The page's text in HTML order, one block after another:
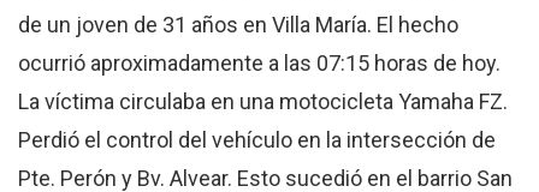
de un joven de 31 años en Villa María. El hecho
ocurrió aproximadamente a las 07:15 horas de hoy.
La víctima circulaba en una motocicleta Yamaha FZ.
Perdió el control del vehículo en la intersección de
Pte. Perón y Bv. Alvear. Esto sucedió en el barrio San